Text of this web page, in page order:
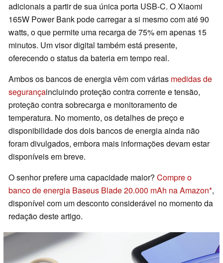
adicionais a partir de sua única porta USB-C. O Xiaomi
165W Power Bank pode carregar a si mesmo com até 90
watts, o que permite uma recarga de 75% em apenas 15
minutos. Um visor digital também está presente,
oferecendo o status da bateria em tempo real.
Ambos os bancos de energia vêm com várias medidas de
segurançaincluindo proteção contra corrente e tensão,
proteção contra sobrecarga e monitoramento de
temperatura. No momento, os detalhes de preço e
disponibilidade dos dois bancos de energia ainda não
foram divulgados, embora mais informações devam estar
disponíveis em breve.
O senhor prefere uma capacidade maior? Compre o
banco de energia Baseus Blade 20.000 mAh na Amazon ,
disponível com um desconto considerável no momento da
redação deste artigo.